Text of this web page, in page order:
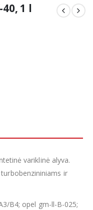
1 l
variklinė alyva.
ir
B4; opel gm-ll-B-025;